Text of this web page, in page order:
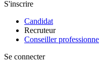
S'inscrire
Candidat
Recruteur
Conseiller
Se connecter